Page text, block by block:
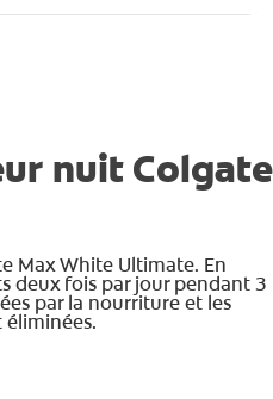
nuit Colgate
Max White Ultimate. En
deux fois par jour pendant 3
par la nourriture et les
éliminées.